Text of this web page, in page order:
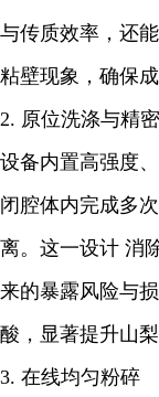
与传质效率，还
粘壁现象，确保
2. 原位洗涤与精
设备内置高强度
闭腔体内完成多
离。这一设计 消
来的暴露风险与
酸，显著提升山
3. 在线均匀粉碎